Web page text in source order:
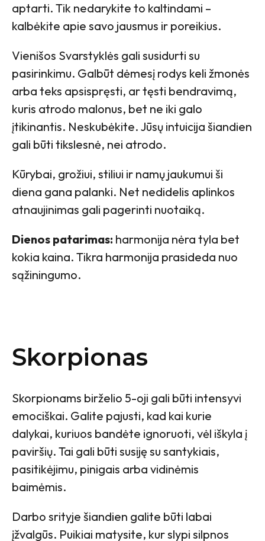
aptarti. Tik nedarykite to kaltindami –
kalbėkite apie savo jausmus ir poreikius.
Vienišos Svarstyklės gali susidurti su
pasirinkimu. Galbūt dėmesį rodys keli žmonės
arba teks apsispręsti, ar tęsti bendravimą,
kuris atrodo malonus, bet ne iki galo
įtikinantis. Neskubėkite. Jūsų intuicija šiandien
gali būti tikslesnė, nei atrodo.
Kūrybai, grožiui, stiliui ir namų jaukumui ši
diena gana palanki. Net nedidelis aplinkos
atnaujinimas gali pagerinti nuotaiką.
Dienos patarimas: harmonija nėra tyla bet
kokia kaina. Tikra harmonija prasideda nuo
sąžiningumo.
Skorpionas
Skorpionams birželio 5-oji gali būti intensyvi
emociškai. Galite pajusti, kad kai kurie
dalykai, kuriuos bandėte ignoruoti, vėl iškyla į
paviršių. Tai gali būti susiję su santykiais,
pasitikėjimu, pinigais arba vidinėmis
baimėmis.
Darbo srityje šiandien galite būti labai
įžvalgūs. Puikiai matysite, kur slypi silpnos